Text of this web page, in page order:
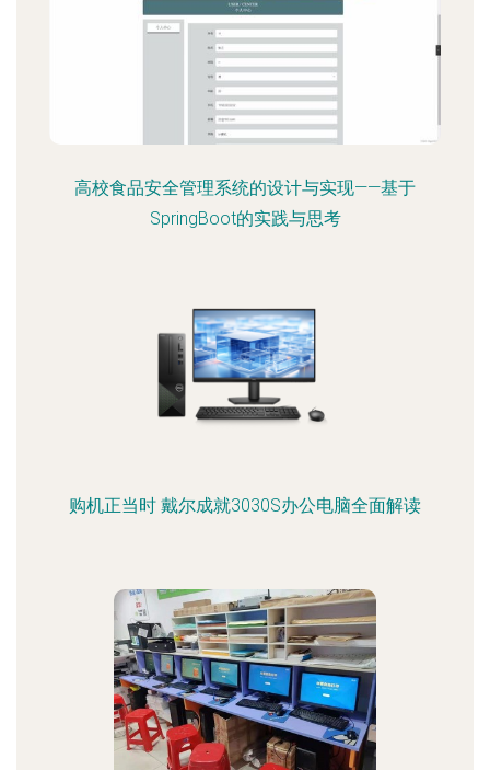
高校食品安全管理系统的设计与实现——基于
SpringBoot的实践与思考
购机正当时 戴尔成就3030S办公电脑全面解读